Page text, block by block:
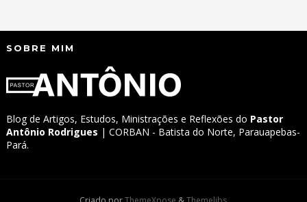
SOBRE MIM
Blog de Artigos, Estudos, Ministrações e Reflexões do Pastor
Antônio Rodrigues | CORBAN - Batista do Norte, Parauapebas-
Pará.